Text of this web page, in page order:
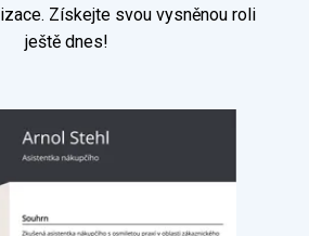
Získejte svou vysněnou roli
ještě dnes!